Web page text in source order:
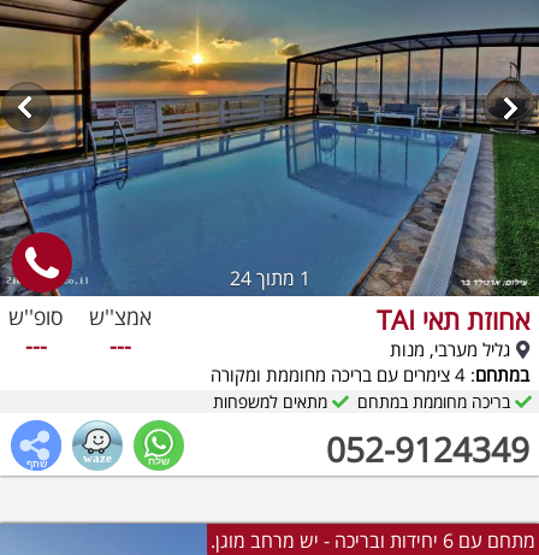
1 מתוך 24
אחוזת תאי TAI
גליל מערבי, מנות
במתחם: 4 צימרים עם בריכה מחוממת ומקורה
052-9124349
אמצ''ש
---
סופ''ש
---
בריכה מחוממת במתחם מתאים למשפחות
מתחם עם 6 יחידות ובריכה - יש מרחב מוגן.